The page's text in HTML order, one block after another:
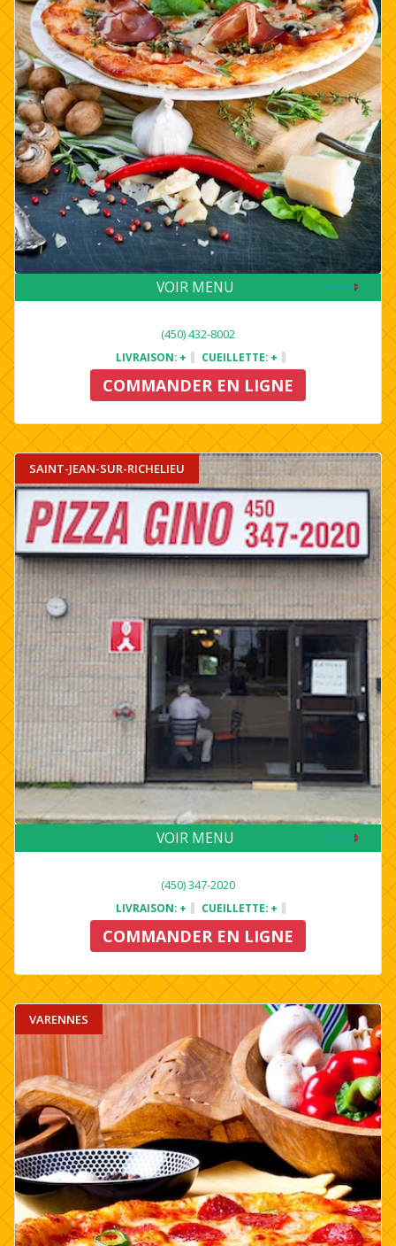
VOIR MENU
(450) 432-8002
LIVRAISON: + CUEILLETTE: +
COMMANDER EN LIGNE
SAINT-JEAN-SUR-RICHELIEU
VOIR MENU
(450) 347-2020
LIVRAISON: + CUEILLETTE: +
COMMANDER EN LIGNE
VARENNES